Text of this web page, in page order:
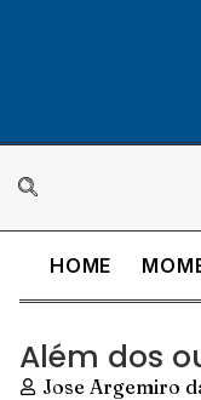
HOME
Além dos
Jose Argemiro